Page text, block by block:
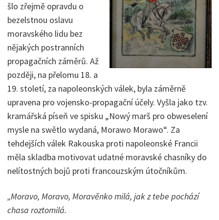
šlo zřejmě opravdu o
bezelstnou oslavu
moravského lidu bez
nějakých postranních
propagačních záměrů. Až
později, na přelomu 18. a
19. století, za napoleonských válek, byla záměrně
upravena pro vojensko-propagační účely. Vyšla jako tzv.
kramářská píseň ve spisku „Nowý marš pro obweselení
mysle na swětlo wydaná, Morawo Morawo“. Za
tehdejších válek Rakouska proti napoleonské Francii
měla skladba motivovat udatné moravské chasníky do
nelítostných bojů proti francouzským útočníkům.
„Moravo, Moravo, Moravěnko milá, jak z tebe pochází
chasa roztomilá.